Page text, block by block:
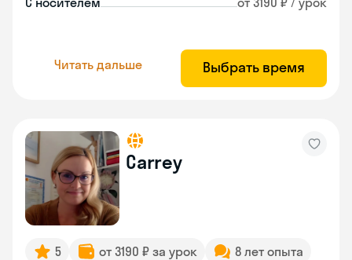
Читать дальше Выбрать время
Carrey
5 от 3190 ₽ за урок
8 лет опыта